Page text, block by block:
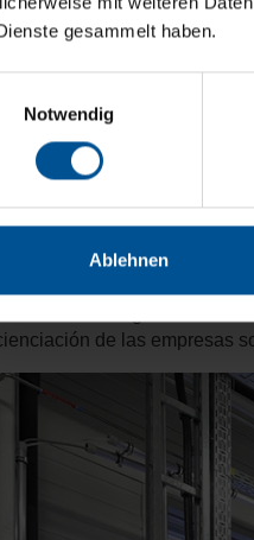
gesammelt haben.
Notwendig
Ablehnen
de reciente
medioambiental
residuales para
límites
el vertido
soluciones
sino también la
en la gestión de
de las empresas